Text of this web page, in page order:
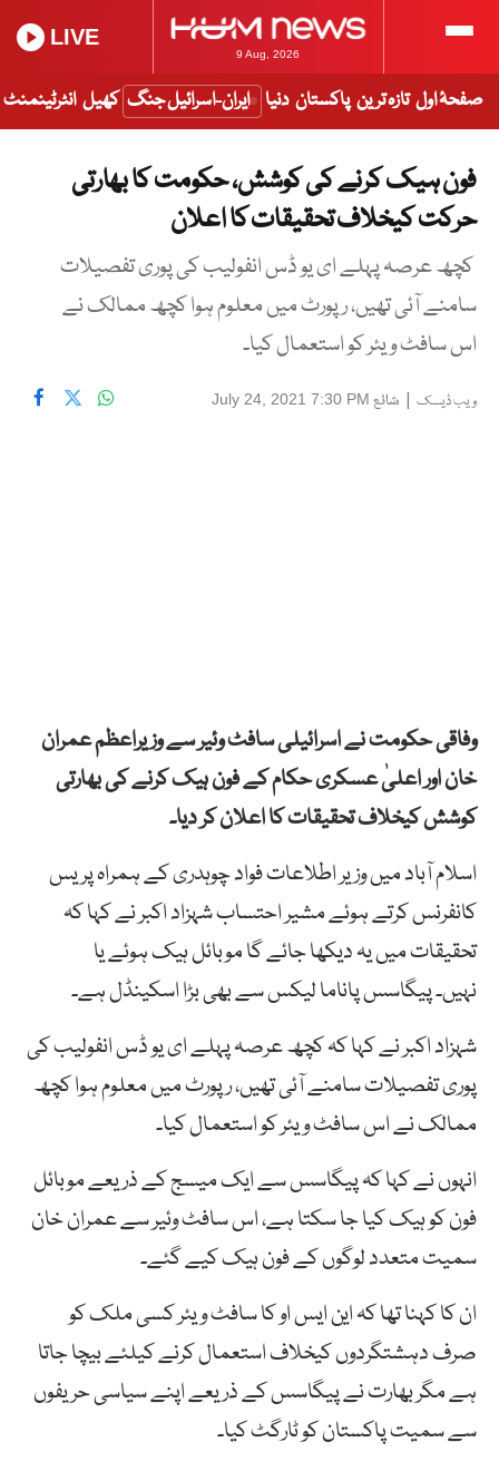
9 Aug, 2026
LIVE
صفحۂ اول تازہ ترین پاکستان دنیا ایران-اسرائیل جنگ کھیل انٹرٹینمنٹ
فون ہیک کرنے کی کوشش، حکومت کا بھارتی
حرکت کیخلاف تحقیقات کا اعلان
کچھ عرصہ پہلے ای یو ڈس انفولیب کی پوری تفصیلات
سامنے آئی تھیں، رپورٹ میں معلوم ہوا کچھ ممالک نے
اس سافٹ ویئر کو استعمال کیا۔
ویب ڈیسک | شائع July 24, 2021 7:30 PM
وفاقی حکومت نے اسرائیلی سافٹ وئیر سے وزیراعظمعمران
خاناوراعلیٰعسکریحکامکےفونہیککرنےکیبھارتی
کوششکیخلافتحقیقاتکااعلان کر دیا۔
اسلام آباد میں وزیر اطلاعات فواد چوہدری کے ہمراہ پریس
کانفرنس کرتے ہوئے مشیر احتساب شہزاد اکبر نے کہا کہ
تحقیقات میں یہدیکھاجائےگاموبائلہیکہوئےیا
نہیں۔ پیگاسس پاناما لیکس سے بھی بڑا اسکینڈل ہے۔
شہزاد اکبر نے کہا کہ کچھ عرصہ پہلے ای یو ڈس انفولیب کی
پوری تفصیلات سامنے آئی تھیں، رپورٹ میں معلوم ہوا کچھ
ممالک نے اس سافٹ ویئر کو استعمال کیا۔
انہوں نے کہا کہ پیگاسس سے ایک میسج کے ذریعے موبائل
فون کو ہیک کیا جا سکتا ہے، اس سافٹ وئیر سے عمران خان
سمیت متعدد لوگوں کے فون ہیک کیے گئے۔
ان کا کہنا تھا کہ این ایس او کا سافٹ ویئر کسی ملک کو
صرف دہشتگردوں کیخلاف استعمال کرنے کیلئے بیچا جاتا
ہے مگر بھارت نے پیگاسس کے ذریعے اپنے سیاسی حریفوں
سے سمیت پاکستان کو ٹارگٹ کیا۔